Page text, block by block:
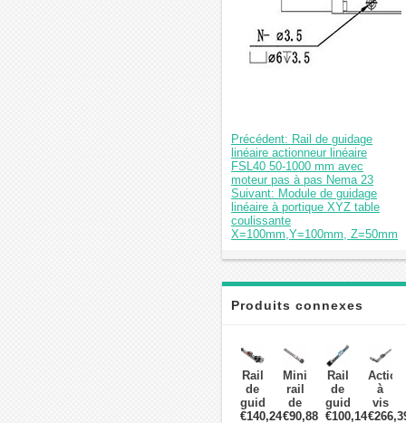
Précédent: Rail de guidage
linéaire actionneur linéaire
FSL40 50-1000 mm avec
moteur pas à pas Nema 23
Suivant: Module de guidage
linéaire à portique XYZ table
coulissante
X=100mm,Y=100mm, Z=50mm
Produits connexes
Rail
de
guidage
linéaire
€140,24
Mini
rail
de
guidage
€90,88
Rail
de
guidage
linéaire
€100,14
à
vis
à